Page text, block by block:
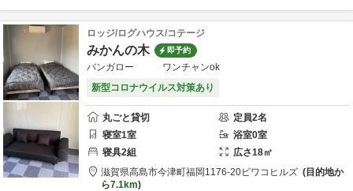
ロッジ/ログハウス/コテージ
みかんの木 即予約
バンガロー ワンチャンok
新型コロナウイルス対策あり
丸ごと貸切 定員2名
寝室1室 浴室0室
寝具2組 広さ18㎡
滋賀県高島市今津町福岡1176-20ビワコヒルズ
目的地か
ら7.1km